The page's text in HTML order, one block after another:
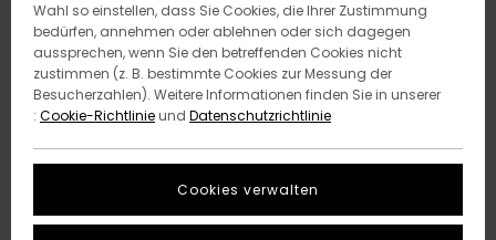
Wahl so einstellen, dass Sie Cookies, die Ihrer Zustimmung
bedürfen, annehmen oder ablehnen oder sich dagegen
aussprechen, wenn Sie den betreffenden Cookies nicht
zustimmen (z. B. bestimmte Cookies zur Messung der
Besucherzahlen). Weitere Informationen finden Sie in unserer
: Cookie-Richtlinieund Datenschutzrichtlinie
Cookies verwalten